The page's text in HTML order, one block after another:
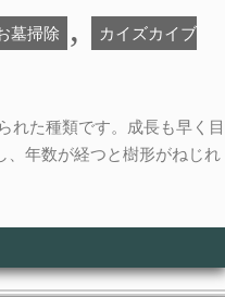
墓掃除 ,
カイズカイブ
た種類です。成長も早く目
、年数が経つと樹形がねじれ